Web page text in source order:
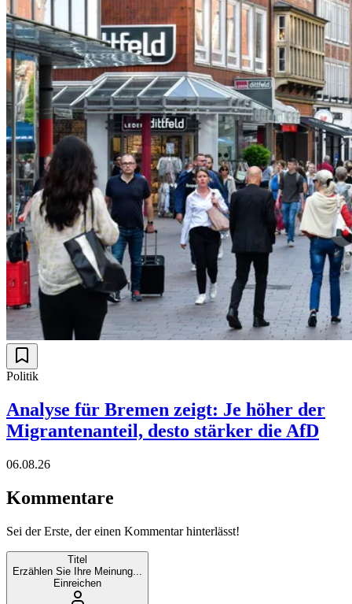
Politik
Analyse für Bremen zeigt: Je höher der
Migrantenanteil, desto stärker die AfD
06.08.26
Kommentare
Sei der Erste, der einen Kommentar hinterlässt!
Titel
Erzählen Sie Ihre Meinung...
Einreichen